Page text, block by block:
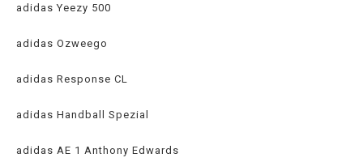
adidas Yeezy 500
adidas Ozweego
adidas Response CL
adidas Handball Spezial
adidas AE 1 Anthony Edwards